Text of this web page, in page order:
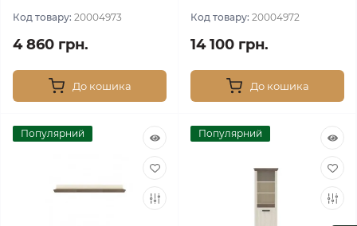
Код товару: 20004973
4 860 грн.
До кошика
Код товару: 20004972
14 100 грн.
До кошика
Популярний Популярний